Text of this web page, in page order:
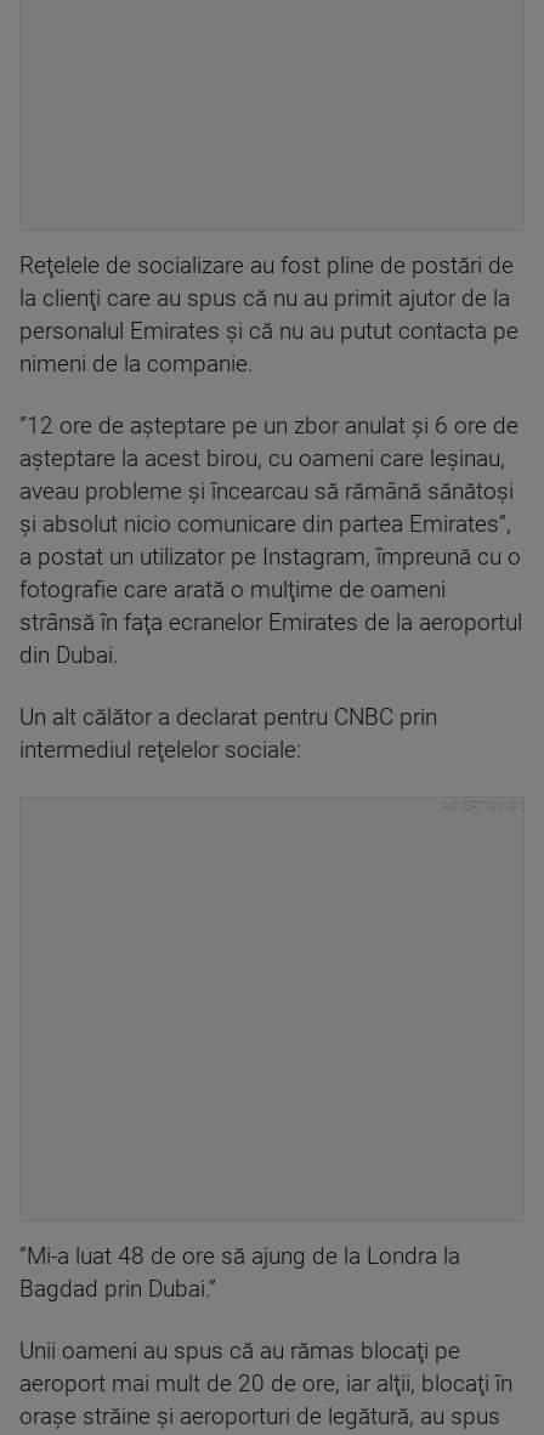
Reţelele de socializare au fost pline de postări de
la clienţi care au spus că nu au primit ajutor de la
personalul Emirates şi că nu au putut contacta pe
nimeni de la companie.
”12 ore de aşteptare pe un zbor anulat şi 6 ore de
aşteptare la acest birou, cu oameni care leşinau,
aveau probleme şi încearcau să rămână sănătoşi
şi absolut nicio comunicare din partea Emirates”,
a postat un utilizator pe Instagram, împreună cu o
fotografie care arată o mulţime de oameni
strânsă în faţa ecranelor Emirates de la aeroportul
din Dubai.
Un alt călător a declarat pentru CNBC prin
intermediul reţelelor sociale:
”Mi-a luat 48 de ore să ajung de la Londra la
Bagdad prin Dubai.”
Unii oameni au spus că au rămas blocaţi pe
aeroport mai mult de 20 de ore, iar alţii, blocaţi în
oraşe străine şi aeroporturi de legătură, au spus